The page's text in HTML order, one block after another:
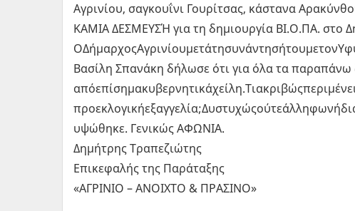
Αγρινίου, σαγκουΐνι Γουρίτσας, κάστανα
ΚΑΜΙΑ ΔΕΣΜΕΥΣΉ για τη δημιουργία ΒΙ.Ο.ΠΑ. στο
Βασίλη Σπανάκη δήλωσε ότι για όλα τα παραπάνω
υψώθηκε. Γενικώς ΑΦΩΝΙΑ.
Δημήτρης Τραπεζιώτης
Επικεφαλής της Παράταξης
«ΑΓΡΙΝΙΟ – ΑΝΟΙΧΤΟ & ΠΡΑΣΙΝΟ»